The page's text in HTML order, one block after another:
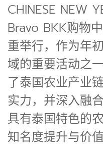
CHINESE NEW
Bravo BKK购物
重举行，作为年
域的重要活动之
了泰国农业产业
实力，并深入融
具有泰国特色的
知名度提升与价值